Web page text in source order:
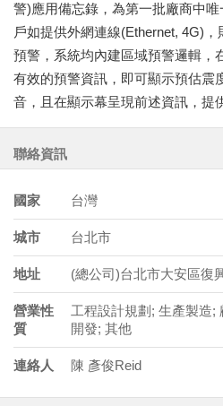
警)應用備忘錄，為第一批廠商中
戶如提供外網連線(Ethernet, 4G)
預警，系統均內建區域預警邏輯，
有效的預警資訊，即可顯示預估震
音，且在顯示幕呈現前述資訊，提
聯絡資訊
國家 台灣
城市 台北市
地址 (總公司)台北市大安區復
營業性
質
工程設計規劃; 生產製造;
開發; 其他
連絡人 陳 彥俊Reid